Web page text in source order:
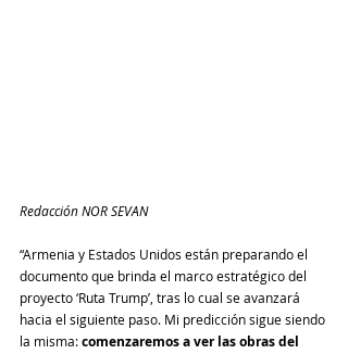
Redacción NOR SEVAN
“Armenia y Estados Unidos están preparando el
documento que brinda el marco estratégico del
proyecto ‘Ruta Trump’, tras lo cual se avanzará
hacia el siguiente paso. Mi predicción sigue siendo
la misma: comenzaremos a ver las obras del